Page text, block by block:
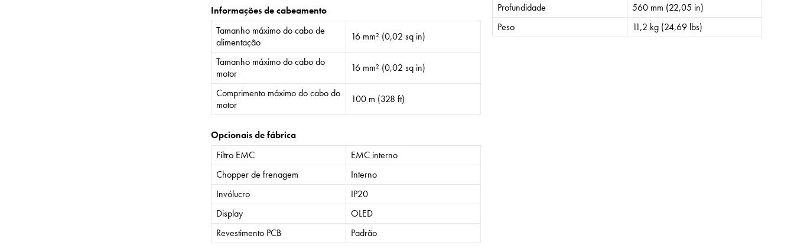
Informações de cabeamento
Tamanho máximo do cabo de
alimentação
16 mm² (0,02 sq in)
Tamanho máximo do cabo do
motor
16 mm² (0,02 sq in)
Comprimento máximo do cabo do
motor
100 m (328 ft)
Opcionais de fábrica
Filtro EMC
EMC interno
Chopper de frenagem
Interno
Invólucro
IP20
Display
OLED
Revestimento PCB
Padrão
Profundidade
560 mm (22,05 in)
Peso
11,2 kg (24,69 lbs)